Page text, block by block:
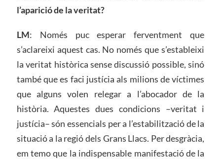
l’aparició de la veritat?
LM: Només puc esperar ferventment que
s’aclareixi aquest cas. No només que s’estableixi
la veritat històrica sense discussió possible, sinó
també que es faci justícia als milions de víctimes
que alguns volen relegar a l’abocador de la
història. Aquestes dues condicions –veritat i
justícia– són essencials per a l’estabilització de la
situació a la regió dels Grans Llacs. Per desgràcia,
em temo que la indispensable manifestació de la